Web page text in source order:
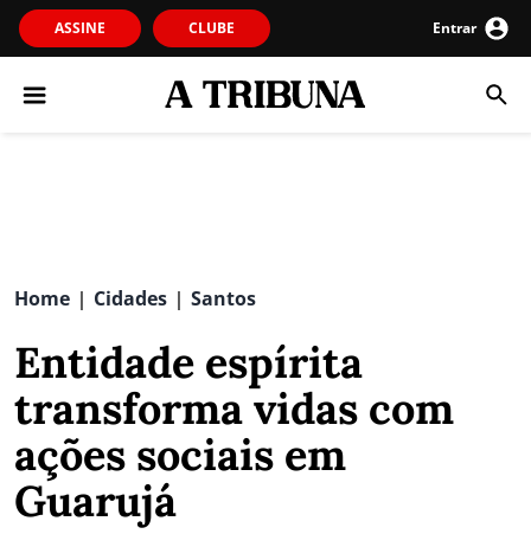
ASSINE CLUBE Entrar
Home | Cidades | Santos
Entidade espírita
transforma vidas com
ações sociais em
Guarujá